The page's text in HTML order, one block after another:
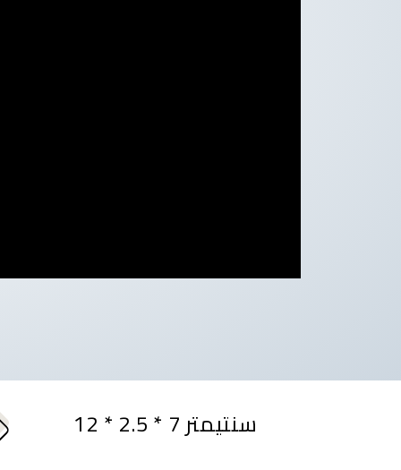
12 * 2.5 * 7 سنتيمتر